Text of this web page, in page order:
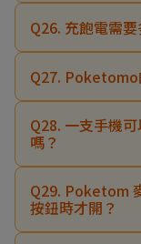
Q26. 充飽電需要
Q27. Poketomo
Q28. 一支手機
嗎？
Q29. Poketom
按鈕時才開？